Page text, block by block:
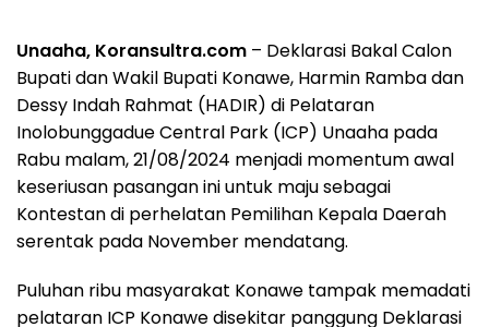
Unaaha, Koransultra.com – Deklarasi Bakal Calon
Bupati dan Wakil Bupati Konawe, Harmin Ramba dan
Dessy Indah Rahmat (HADIR) di Pelataran
Inolobunggadue Central Park (ICP) Unaaha pada
Rabu malam, 21/08/2024 menjadi momentum awal
keseriusan pasangan ini untuk maju sebagai
Kontestan di perhelatan Pemilihan Kepala Daerah
serentak pada November mendatang.
Puluhan ribu masyarakat Konawe tampak memadati
pelataran ICP Konawe disekitar panggung Deklarasi